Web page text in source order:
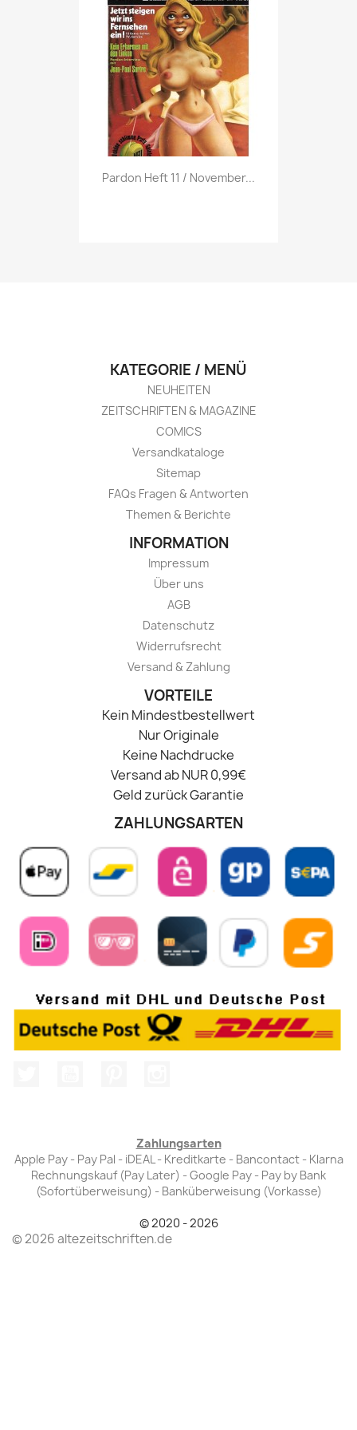
Vorschau
Pardon Heft 11 / November...
KATEGORIE / MENÜ
NEUHEITEN
ZEITSCHRIFTEN & MAGAZINE
COMICS
Versandkataloge
Sitemap
FAQs Fragen & Antworten
Themen & Berichte
INFORMATION
Impressum
Über uns
AGB
Datenschutz
Widerrufsrecht
Versand & Zahlung
VORTEILE
Kein Mindestbestellwert
Nur Originale
Keine Nachdrucke
Versand ab NUR 0,99€
Geld zurück Garantie
ZAHLUNGSARTEN
Zahlungsarten
Apple Pay - Pay Pal - iDEAL - Kreditkarte - Bancontact - Klarna
Rechnungskauf (Pay Later) - Google Pay - Pay by Bank
(Sofortüberweisung) - Banküberweisung (Vorkasse)
© 2020 - 2026
© 2026 altezeitschriften.de